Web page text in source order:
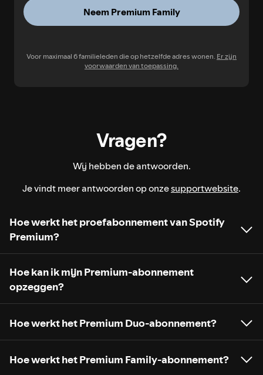
Neem Premium Family
Voor maximaal 6 familieleden die op hetzelfde adres wonen. Er zijn
voorwaarden van toepassing.
Vragen?
Wij hebben de antwoorden.
Je vindt meer antwoorden op onzesupportwebsite.
Hoe werkt het proefabonnement van Spotify
Premium?
Hoe kan ik mijn Premium-abonnement
opzeggen?
Hoe werkt het Premium Duo-abonnement?
Hoe werkt het Premium Family-abonnement?